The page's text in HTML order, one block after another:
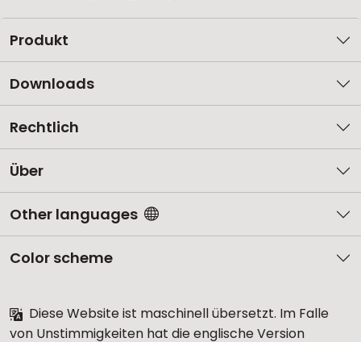
Produkt
Downloads
Rechtlich
Über
Other languages
Color scheme
Diese Website ist maschinell übersetzt. Im Falle
von Unstimmigkeiten hat die englische Version